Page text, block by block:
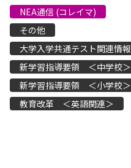
NEA通信 (コレイマ)
その他
大学入学共通テスト関連情報
新学習指導要領 ＜中学校＞
新学習指導要領 ＜小学校＞
教育改革 ＜英語関連＞